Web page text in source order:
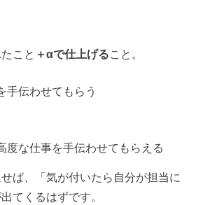
こと ＋αで仕上げること。
手伝わせてもらう
な仕事を手伝わせてもらえる
ば、「気が付いたら自分が担当に
てくるはずです。